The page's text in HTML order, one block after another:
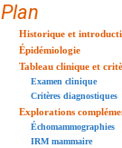
Plan
Historique et
Épidémiologie
Tableau clinique et
Examen clinique
Critères diagnostiques
Explorations
Échomammographies
IRM mammaire